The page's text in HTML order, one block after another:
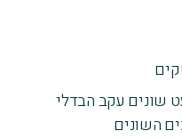
שונים עקב הבדלי
השונים